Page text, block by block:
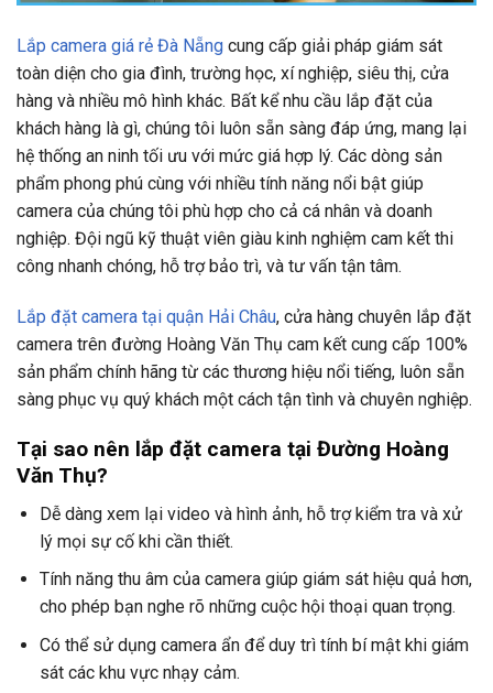
Lắp camera giá rẻ Đà Nẵng cung cấp giải pháp giám sát
toàn diện cho gia đình, trường học, xí nghiệp, siêu thị, cửa
hàng và nhiều mô hình khác. Bất kể nhu cầu lắp đặt của
khách hàng là gì, chúng tôi luôn sẵn sàng đáp ứng, mang lại
hệ thống an ninh tối ưu với mức giá hợp lý. Các dòng sản
phẩm phong phú cùng với nhiều tính năng nổi bật giúp
camera của chúng tôi phù hợp cho cả cá nhân và doanh
nghiệp. Đội ngũ kỹ thuật viên giàu kinh nghiệm cam kết thi
công nhanh chóng, hỗ trợ bảo trì, và tư vấn tận tâm.
Lắp đặt camera tại quận Hải Châu, cửa hàng chuyên lắp đặt
camera trên đường Hoàng Văn Thụ cam kết cung cấp 100%
sản phẩm chính hãng từ các thương hiệu nổi tiếng, luôn sẵn
sàng phục vụ quý khách một cách tận tình và chuyên nghiệp.
Tại sao nên lắp đặt camera tại Đường Hoàng
Văn Thụ?
Dễ dàng xem lại video và hình ảnh, hỗ trợ kiểm tra và xử
lý mọi sự cố khi cần thiết.
Tính năng thu âm của camera giúp giám sát hiệu quả hơn,
cho phép bạn nghe rõ những cuộc hội thoại quan trọng.
Có thể sử dụng camera ẩn để duy trì tính bí mật khi giám
sát các khu vực nhạy cảm.